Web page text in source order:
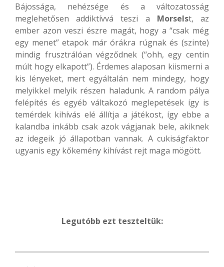
Bájossága, nehézsége és a változatosság
meglehetősen addiktívvá teszi a Morselst, az
ember azon veszi észre magát, hogy a “csak még
egy menet” etapok már órákra rúgnak és (szinte)
mindig frusztrálóan végződnek (“ohh, egy centin
múlt hogy elkapott”). Érdemes alaposan kiismerni a
kis lényeket, mert egyáltalán nem mindegy, hogy
melyikkel melyik részen haladunk. A random pálya
felépítés és egyéb váltakozó meglepetések így is
temérdek kihívás elé állítja a játékost, így ebbe a
kalandba inkább csak azok vágjanak bele, akiknek
az idegeik jó állapotban vannak. A cukiságfaktor
ugyanis egy kőkemény kihívást rejt maga mögött.
Legutóbb ezt teszteltük: